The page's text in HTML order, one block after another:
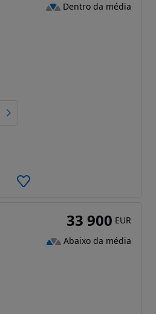
Dentro da média
33 900 EUR
Abaixo da média